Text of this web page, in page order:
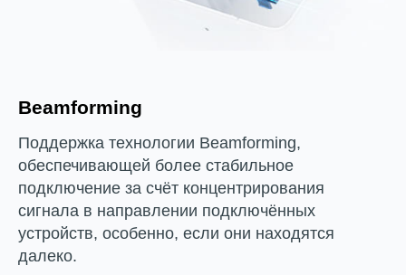
Beamforming
Поддержка технологии Beamforming,
обеспечивающей более стабильное
подключение за счёт концентрирования
сигнала в направлении подключённых
устройств, особенно, если они находятся
далеко.